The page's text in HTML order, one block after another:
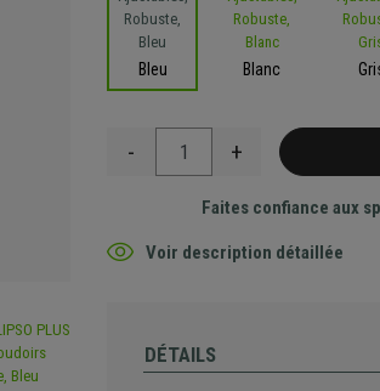
Bleu Blanc
- +
Faites confiance aux
Voir description détaillée
DÉTAILS